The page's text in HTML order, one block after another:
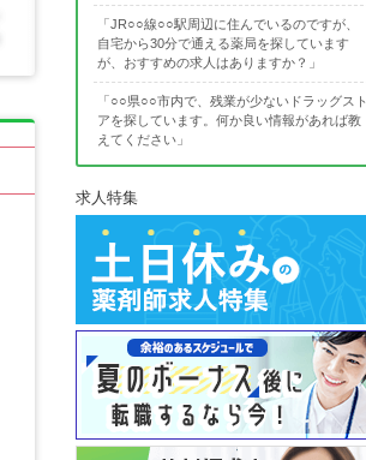
「JR○○線○○駅周辺に住んでいるのですが、
自宅から30分で通える薬局を探しています
が、おすすめの求人はありますか？」
「○○県○○市内で、残業が少ないドラッグスト
アを探しています。何か良い情報があれば教
えてください」
求人特集